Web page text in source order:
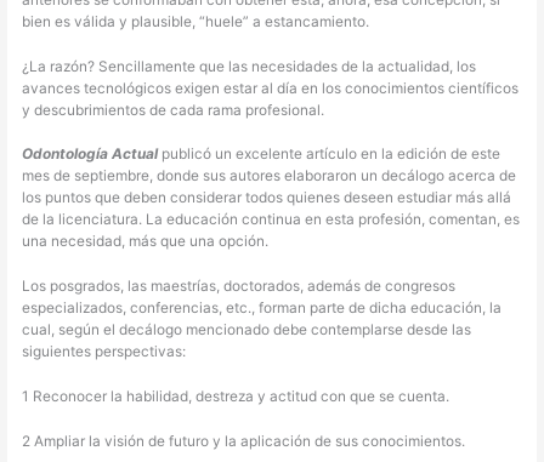
bien es válida y plausible, “huele” a estancamiento.
¿La razón? Sencillamente que las necesidades de la actualidad, los
avances tecnológicos exigen estar al día en los conocimientos científicos
y descubrimientos de cada rama profesional.
Odontología Actual publicó un excelente artículo en la edición de este
mes de septiembre, donde sus autores elaboraron un decálogo acerca de
los puntos que deben considerar todos quienes deseen estudiar más allá
de la licenciatura. La educación continua en esta profesión, comentan, es
una necesidad, más que una opción.
Los posgrados, las maestrías, doctorados, además de congresos
especializados, conferencias, etc., forman parte de dicha educación, la
cual, según el decálogo mencionado debe contemplarse desde las
siguientes perspectivas:
1 Reconocer la habilidad, destreza y actitud con que se cuenta.
2 Ampliar la visión de futuro y la aplicación de sus conocimientos.